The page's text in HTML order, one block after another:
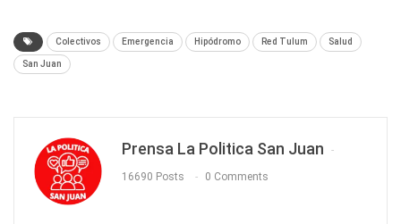
Colectivos Emergencia Hipódromo Red Tulum Salud
San Juan
Prensa La Politica San Juan
16690 Posts 0 Comments